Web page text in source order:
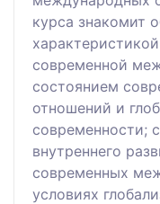
курса знакомит
современной
состоянием
отношений и
современности;
внутреннего
современных
условиях